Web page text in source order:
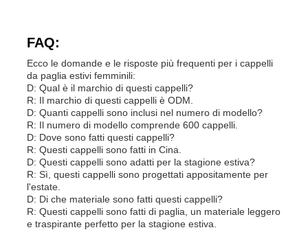
FAQ:
Ecco le domande e le risposte più frequenti per i cappelli
da paglia estivi femminili:
D: Qual è il marchio di questi cappelli?
R: Il marchio di questi cappelli è ODM.
D: Quanti cappelli sono inclusi nel numero di modello?
R: Il numero di modello comprende 600 cappelli.
D: Dove sono fatti questi cappelli?
R: Questi cappelli sono fatti in Cina.
D: Questi cappelli sono adatti per la stagione estiva?
R: Sì, questi cappelli sono progettati appositamente per
l'estate.
D: Di che materiale sono fatti questi cappelli?
R: Questi cappelli sono fatti di paglia, un materiale leggero
e traspirante perfetto per la stagione estiva.